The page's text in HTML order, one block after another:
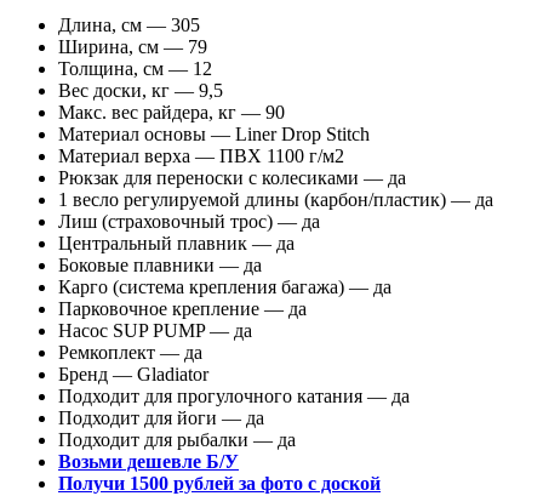
Длина, см — 305
Ширина, см — 79
Толщина, см — 12
Вес доски, кг — 9,5
Макс. вес райдера, кг — 90
Материал основы — Liner Drop Stitch
Материал верха — ПВХ 1100 г/м2
Рюкзак для переноски с колесиками — да
1 весло регулируемой длины (карбон/пластик) — да
Лиш (страховочный трос) — да
Центральный плавник — да
Боковые плавники — да
Карго (система крепления багажа) — да
Парковочное крепление — да
Насос SUP PUMP — да
Ремкоплект — да
Бренд — Gladiator
Подходит для прогулочного катания — да
Подходит для йоги — да
Подходит для рыбалки — да
Возьми дешевле Б/У
Получи 1500 рублей за фото с доской